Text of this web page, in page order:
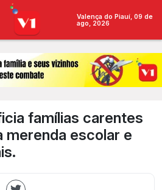
Valença do Piauí, 09 de
ago, 2026
famílias carentes
merenda escolar e